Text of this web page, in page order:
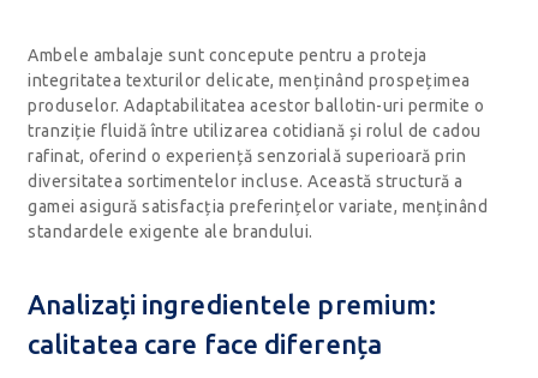
Ambele ambalaje sunt concepute pentru a proteja
integritatea texturilor delicate, menținând prospețimea
produselor. Adaptabilitatea acestor ballotin-uri permite o
tranziție fluidă între utilizarea cotidiană și rolul de cadou
rafinat, oferind o experiență senzorială superioară prin
diversitatea sortimentelor incluse. Această structură a
gamei asigură satisfacția preferințelor variate, menținând
standardele exigente ale brandului.
Analizați ingredientele premium:
calitatea care face diferența